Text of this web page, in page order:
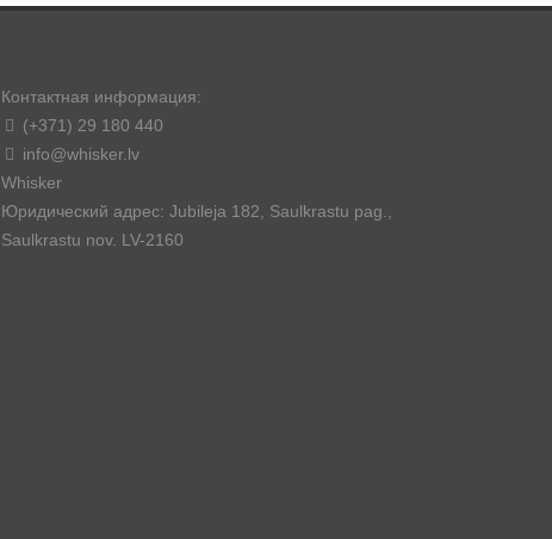
Контактная информация:
(+371) 29 180 440
info@whisker.lv
Whisker
Юридический адрес: Jubileja 182, Saulkrastu pag.,
Saulkrastu nov. LV-2160